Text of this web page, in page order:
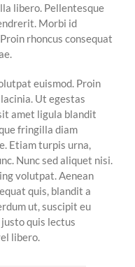
libero. Pellentesque
Morbi id
rhoncus consequat
euismod. Proin
Ut egestas
amet ligula blandit
fringilla diam
Etiam turpis urna,
Nunc sed aliquet nisi.
volutpat. Aenean
quis, blandit a
ut, suscipit eu
quis lectus
libero.